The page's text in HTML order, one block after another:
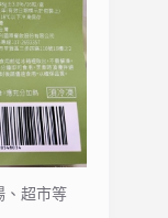
、超市等